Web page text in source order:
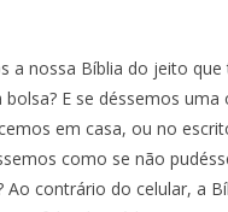
a nossa Bíblia do jeito
E se déssemos uma
em casa, ou no
como se não
contrário do celular, a